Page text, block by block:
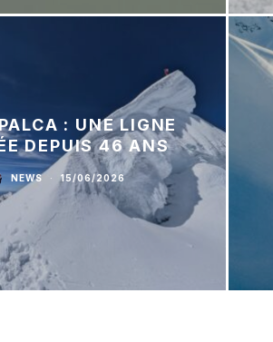
: UNE LIGNE
DEPUIS 46 ANS
NEWS · 15/06/2026